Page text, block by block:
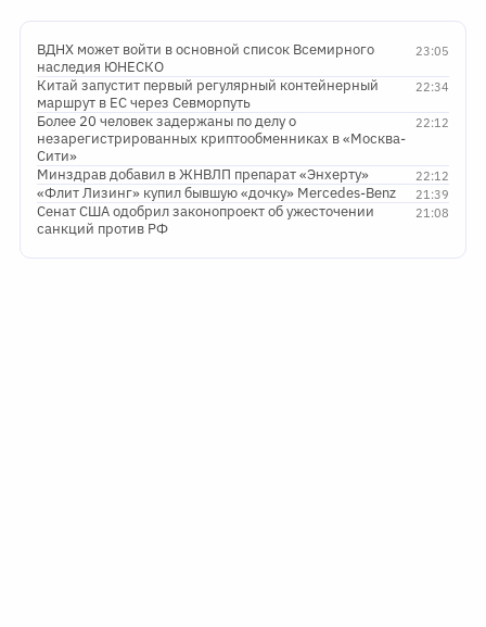
23:05
ВДНХ может войти в основной список Всемирного
наследия ЮНЕСКО
22:34
Китай запустит первый регулярный контейнерный
маршрут в ЕС через Севморпуть
22:12
Более 20 человек задержаны по делу о
незарегистрированных криптообменниках в «Москва-
Сити»
22:12
Минздрав добавил в ЖНВЛП препарат «Энхерту»
21:39
«Флит Лизинг» купил бывшую «дочку» Mercedes-Benz
21:08
Сенат США одобрил законопроект об ужесточении
санкций против РФ